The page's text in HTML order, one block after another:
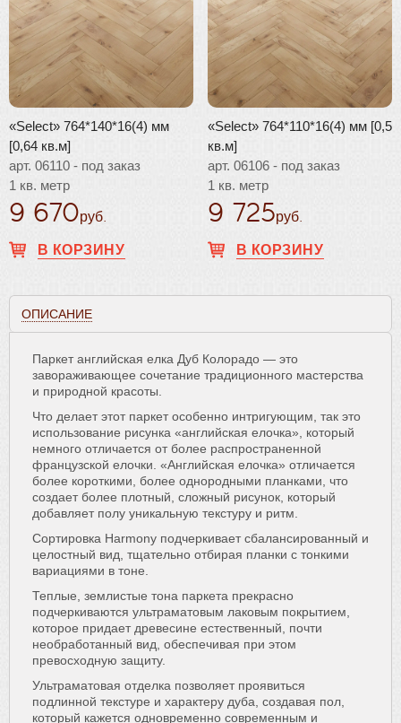
«Select» 764*140*16(4) мм
[0,64 кв.м]
арт. 06110 - под заказ
1 кв. метр
9 670руб.
В КОРЗИНУ
«Select» 764*110*16(4) мм [0,5
кв.м]
арт. 06106 - под заказ
1 кв. метр
9 725руб.
В КОРЗИНУ
ОПИСАНИЕ
Паркет английская елка Дуб Колорадо — это
завораживающее сочетание традиционного мастерства
и природной красоты.
Что делает этот паркет особенно интригующим, так это
использование рисунка «английская елочка», который
немного отличается от более распространенной
французской елочки. «Английская елочка» отличается
более короткими, более однородными планками, что
создает более плотный, сложный рисунок, который
добавляет полу уникальную текстуру и ритм.
Сортировка Harmony подчеркивает сбалансированный и
целостный вид, тщательно отбирая планки с тонкими
вариациями в тоне.
Теплые, землистые тона паркета прекрасно
подчеркиваются ультраматовым лаковым покрытием,
которое придает древесине естественный, почти
необработанный вид, обеспечивая при этом
превосходную защиту.
Ультраматовая отделка позволяет проявиться
подлинной текстуре и характеру дуба, создавая пол,
который кажется одновременно современным и